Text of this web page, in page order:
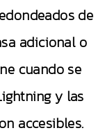
de
adicional o
cuando se
y las
accesibles.